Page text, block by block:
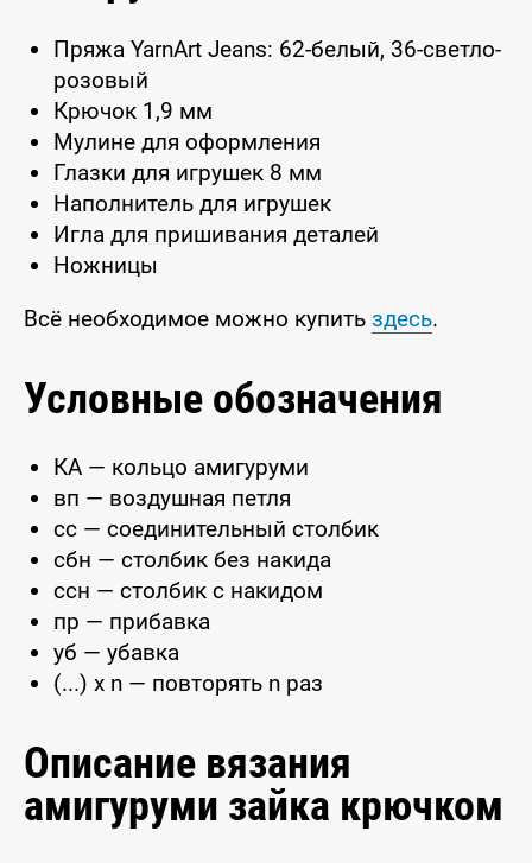
Пряжа YarnArt Jeans: 62-белый, 36-светло-
розовый
Крючок 1,9 мм
Мулине для оформления
Глазки для игрушек 8 мм
Наполнитель для игрушек
Игла для пришивания деталей
Ножницы
Всё необходимое можно купить здесь.
Условные обозначения
КА — кольцо амигуруми
вп — воздушная петля
сс — соединительный столбик
сбн — столбик без накида
ссн — столбик с накидом
пр — прибавка
уб — убавка
(...) x n — повторять n раз
Описание вязания
амигуруми зайка крючком